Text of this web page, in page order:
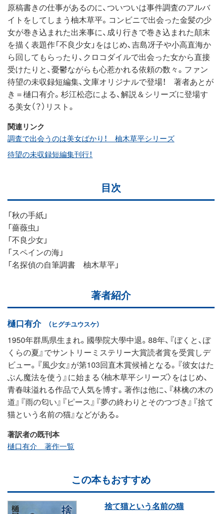
原稿書きの仕事があるのに、ついついは事件調査のアルバ
イトをしてしまう柚木草平。コンビニで出会った金髪の少
女が巻き込まれた出来事に、成り行きで巻き込まれた顛末
を描く表題作「不良少女」をはじめ、吉島冴子や小高直海か
ら回してもらったり、クロコダイルで出会った女から直接
受けたりと、憂鬱ながらも心惹かれる依頼の数々。ファン
待望の未収録短編集、文庫オリジナルで登場！ 著者あとが
き＝樋口有介。杉江松恋による、解説＆シリーズに登場す
る美女（？）リスト。
関連リンク
調査で出会うのは美女ばかり！ 柚木草平シリーズ
待望の未収録短編集刊行！
目次
「秋の手紙」
「薔薇虫」
「不良少女」
「スペインの海」
「名探偵の自筆調書 柚木草平」
著者紹介
樋口有介 （ヒグチユウスケ）
1950年群馬県生まれ。國學院大學中退。88年、『ぼくと、ぼ
くらの夏』でサントリーミステリー大賞読者賞を受賞しデ
ビュー。『風少女』が第103回直木賞候補となる。『彼女はた
ぶん魔法を使う』に始まる〈柚木草平シリーズ〉をはじめ、
青春味溢れる作品で人気を博す。著作は他に、『林檎の木の
道』『雨の匂い』『ピース』『夢の終わりとそのつづき』『捨て
猫という名前の猫』などがある。
著訳者の既刊本
樋口有介 著作一覧
この本もおすすめ
捨て猫という名前の猫